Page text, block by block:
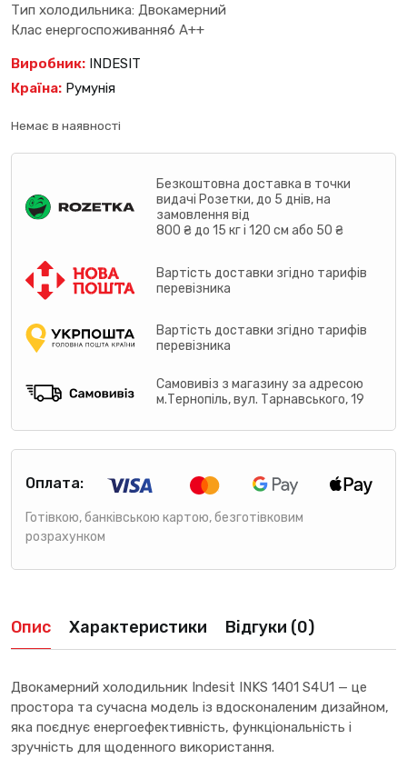
Тип холодильника: Двокамерний
Клас енергоспоживання6 A++
Виробник: INDESIT
Країна: Румунія
Немає в наявності
Безкоштовна доставка в точки
видачі Розетки, до 5 днів, на
замовлення від
800 ₴ до 15 кг і 120 см або 50 ₴
Вартість доставки згідно тарифів
перевізника
Вартість доставки згідно тарифів
перевізника
Самовивіз з магазину за адресою
м.Тернопіль, вул. Тарнавського, 19
Оплата:
Готівкою, банківською картою, безготівковим
розрахунком
Опис Характеристики Відгуки (0)
Двокамерний холодильник Indesit INKS 1401 S4U1 — це
простора та сучасна модель із вдосконаленим дизайном,
яка поєднує енергоефективність, функціональність і
зручність для щоденного використання.